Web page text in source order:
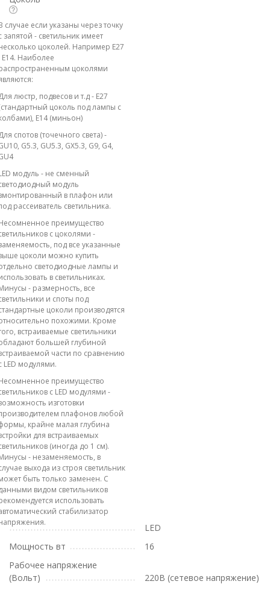
случае если указаны через точку
запятой - светильник имеет
цоколей. Например E27
E14. Наиболее
цоколями
люстр, подвесов и т.д - E27
цоколь под лампы с
E14 (миньон)
спотов (точечного света) -
G5.3, GU5.3, GX5.3, G9, G4,
модуль - не сменный
модуль
в плафон или
рассеиватель светильника.
преимущество
с цоколями -
под все указанные
цоколи можно купить
светодиодные лампы и
в светильниках.
- размерность, все
и споты под
цоколи производятся
похожими. Кроме
встраиваемые светильники
большей глубиной
части по сравнению
LED модулями.
преимущество
с LED модулями -
изготовки
плафонов любой
крайне малая глубина
для встраиваемых
(иногда до 1 см).
- незаменяемость, в
выхода из строя светильник
быть только заменен. С
видом светильников
использовать
стабилизатор
LED
Мощность вт
16
Рабочее напряжение
(Вольт)
220В (сетевое напряжение)